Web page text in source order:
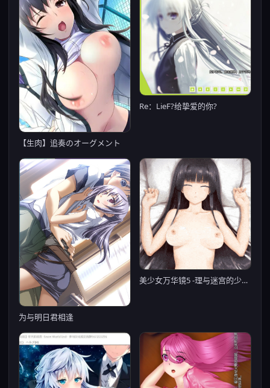
【生肉】追奏のオーグメント
Re：LieF?给挚爱的你?
为与明日君相逢
美少女万华镜5 -理与迷宫的少女-